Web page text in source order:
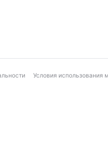
Условия использования